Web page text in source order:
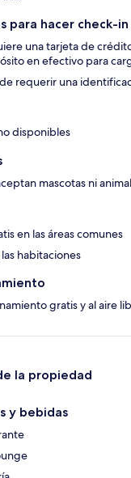
para hacer check-in
una tarjeta de
en efectivo para
requerir una
disponibles
mascotas ni
en las áreas comunes
habitaciones
gratis y al aire
la propiedad
y bebidas